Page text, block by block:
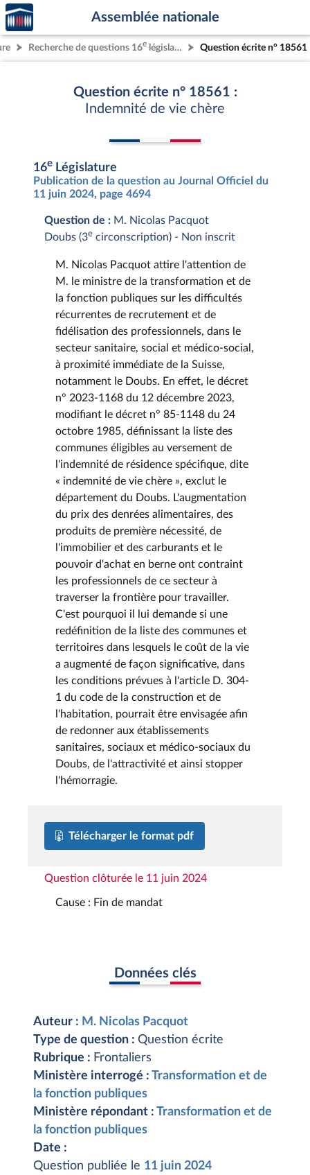
Aller au contenu
Aller en bas de la page
Accèder
à la
page
d'accueil
Assemblée nationale
Recherche de questions 16e législature Question écrite n° 18561
Question écrite n° 18561 :
Indemnité de vie chère
16e Législature
Publication de la question au Journal Officiel du
11 juin 2024, page 4694
Question de : M. Nicolas Pacquot
Doubs (3e circonscription) - Non inscrit
M. Nicolas Pacquot attire l'attention de
M. le ministre de la transformation et de
la fonction publiques sur les difficultés
récurrentes de recrutement et de
fidélisation des professionnels, dans le
secteur sanitaire, social et médico-social,
à proximité immédiate de la Suisse,
notamment le Doubs. En effet, le décret
n° 2023-1168 du 12 décembre 2023,
modifiant le décret n° 85-1148 du 24
octobre 1985, définissant la liste des
communes éligibles au versement de
l'indemnité de résidence spécifique, dite
« indemnité de vie chère », exclut le
département du Doubs. L'augmentation
du prix des denrées alimentaires, des
produits de première nécessité, de
l'immobilier et des carburants et le
pouvoir d'achat en berne ont contraint
les professionnels de ce secteur à
traverser la frontière pour travailler.
C'est pourquoi il lui demande si une
redéfinition de la liste des communes et
territoires dans lesquels le coût de la vie
a augmenté de façon significative, dans
les conditions prévues à l'article D. 304-
1 du code de la construction et de
l'habitation, pourrait être envisagée afin
de redonner aux établissements
sanitaires, sociaux et médico-sociaux du
Doubs, de l'attractivité et ainsi stopper
l'hémorragie.
Télécharger le format pdf
Question clôturée le 11 juin 2024
Cause : Fin de mandat
Données clés
Auteur : M. Nicolas Pacquot
Type de question : Question écrite
Rubrique : Frontaliers
Ministère interrogé : Transformation et de
la fonction publiques
Ministère répondant : Transformation et de
la fonction publiques
Date :
Question publiée le 11 juin 2024